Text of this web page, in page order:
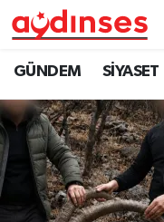
GÜNDEM SİYASET
GÜNDEM
SİYASET
EKONOMİ
DÜNYA
Nöbetçi
Hava Durumu
Aydin Namaz
Trafik Durumu